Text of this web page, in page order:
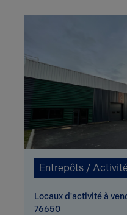
Entrepôts /
Locaux d'activité à
76650